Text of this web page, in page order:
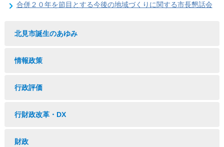
合併２０年を節目とする今後の地域づくりに関する市長懇話会
北見市誕生のあゆみ
情報政策
行政評価
行財政改革・DX
財政